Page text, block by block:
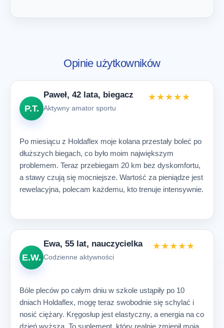
Opinie użytkowników
P.T.
Paweł, 42 lata, biegacz
Aktywny amator sportu
★★★★★
Po miesiącu z Holdaflex moje kolana przestały boleć po
dłuższych biegach, co było moim największym
problemem. Teraz przebiegam 20 km bez dyskomfortu,
a stawy czują się mocniejsze. Wartość za pieniądze jest
rewelacyjna, polecam każdemu, kto trenuje intensywnie.
E.W.
Ewa, 55 lat, nauczycielka
Codzienne aktywności
★★★★★
Bóle pleców po całym dniu w szkole ustąpiły po 10
dniach Holdaflex, mogę teraz swobodnie się schylać i
nosić ciężary. Kręgosłup jest elastyczny, a energia na co